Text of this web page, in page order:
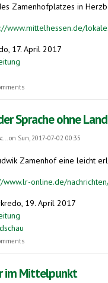
Zamenhofplatzes in
www.mittelhessen.de/
17. April 2017
am Harz
Sprache ohne Land
on Sun, 2017-07-02 00:35
Zamenhof eine leicht
www.lr-online.de/
19. April 2017
der Sprache ohne Land
im Mittelpunkt